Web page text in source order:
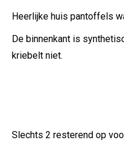
Heerlijke huis pantoffels
De binnenkant is
kriebelt niet.
Slechts 2 resterend op